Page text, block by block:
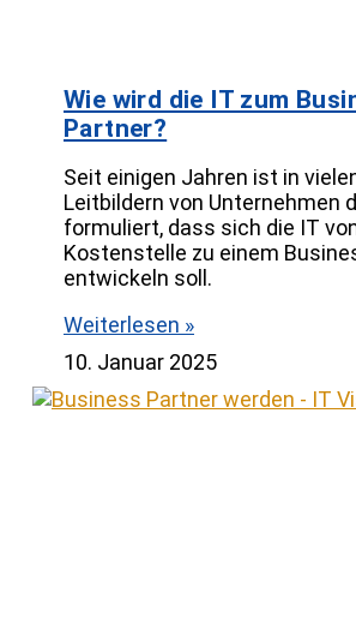
Wie wird die IT zum
Partner?
Seit einigen Jahren ist in
Leitbildern von Unternehmen
formuliert, dass sich die IT
Kostenstelle zu einem
entwickeln soll.
Weiterlesen »
10. Januar 2025